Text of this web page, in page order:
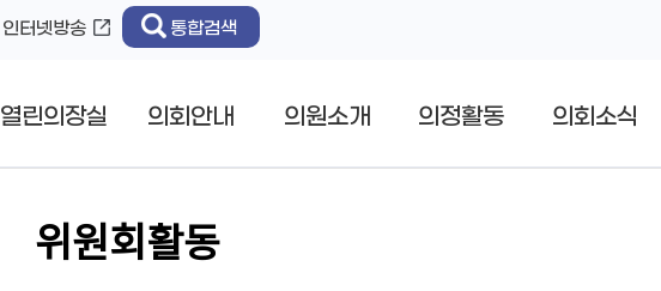
인터넷방송 통합검색
열린의장실 의회안내 의원소개 의정활동 의회소식
위원회활동